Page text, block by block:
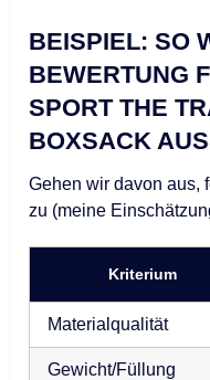
BEISPIEL: SO
BEWERTUNG
SPORT THE
BOXSACK
Gehen wir davon aus,
zu (meine
Kriterium
Materialqualität
Gewicht/Füllung